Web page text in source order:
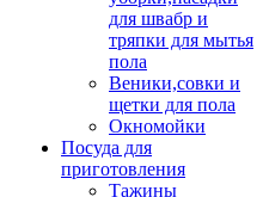
для швабр и
тряпки для мытья
пола
Веники,совки и
щетки для пола
Окномойки
Посуда для
приготовления
Тажины